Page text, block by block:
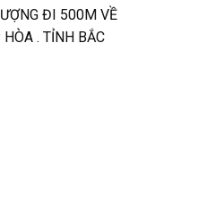
ĐI 500M VỀ
. TỈNH BẮC